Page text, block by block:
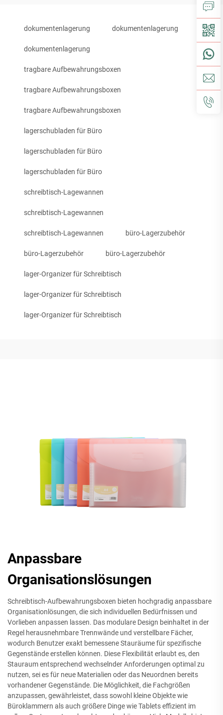
dokumentenlagerung dokumentenlagerung
dokumentenlagerung
tragbare Aufbewahrungsboxen
tragbare Aufbewahrungsboxen
tragbare Aufbewahrungsboxen
lagerschubladen für Büro
lagerschubladen für Büro
lagerschubladen für Büro
schreibtisch-Lagewannen
schreibtisch-Lagewannen
schreibtisch-Lagewannen büro-Lagerzubehör
büro-Lagerzubehör büro-Lagerzubehör
lager-Organizer für Schreibtisch
lager-Organizer für Schreibtisch
lager-Organizer für Schreibtisch
Anpassbare
Organisationslösungen
Schreibtisch-Aufbewahrungsboxen bieten hochgradig anpassbare
Organisationlösungen, die sich individuellen Bedürfnissen und
Vorlieben anpassen lassen. Das modulare Design beinhaltet in der
Regel herausnehmbare Trennwände und verstellbare Fächer,
wodurch Benutzer exakt bemessene Stauräume für spezifische
Gegenstände erstellen können. Diese Flexibilität erlaubt es, den
Stauraum entsprechend wechselnder Anforderungen optimal zu
nutzen, sei es für neue Materialien oder das Neuordnen bereits
vorhandener Gegenstände. Die Möglichkeit, die Fachgrößen
anzupassen, gewährleistet, dass sowohl kleine Objekte wie
Büroklammern als auch größere Dinge wie Tablets effizient im